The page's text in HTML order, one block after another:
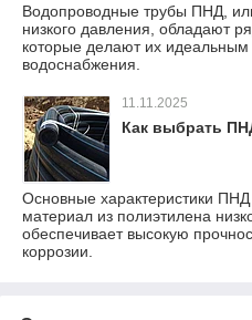
Водопроводные трубы ПНД,
низкого давления, обладают
которые делают их
водоснабжения.
11.11.2025
Как выбрать
Основные характеристики
материал из полиэтилена
обеспечивает высокую
коррозии.